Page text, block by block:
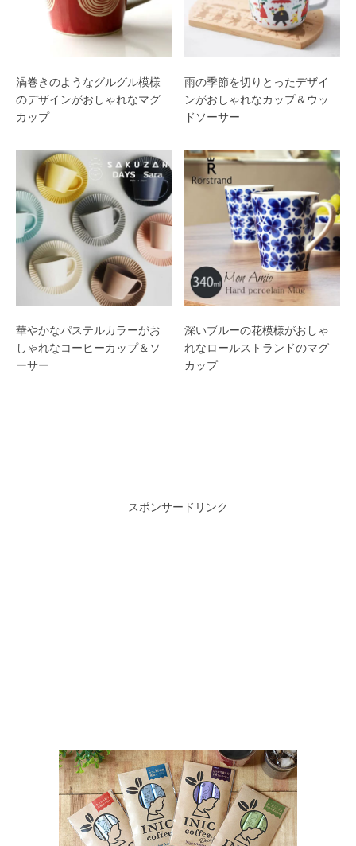
渦巻きのようなグルグル模様
のデザインがおしゃれなマグ
カップ
雨の季節を切りとったデザイ
ンがおしゃれなカップ＆ウッ
ドソーサー
華やかなパステルカラーがお
しゃれなコーヒーカップ＆ソ
ーサー
深いブルーの花模様がおしゃ
れなロールストランドのマグ
カップ
スポンサードリンク